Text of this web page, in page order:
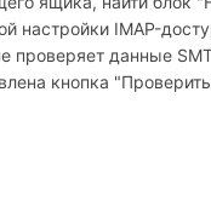
настройки IMAP-
данные
кнопка